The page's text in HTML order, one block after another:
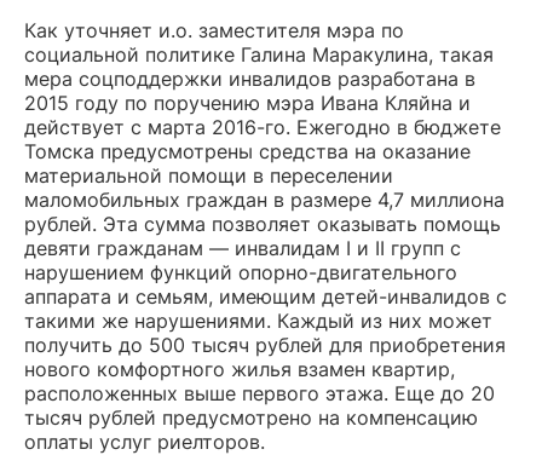
Как уточняет и.о. заместителя мэра по
социальной политике Галина Маракулина, такая
мера соцподдержки инвалидов разработана в
2015 году по поручению мэра Ивана Кляйна и
действует с марта 2016-го. Ежегодно в бюджете
Томска предусмотрены средства на оказание
материальной помощи в переселении
маломобильных граждан в размере 4,7 миллиона
рублей. Эта сумма позволяет оказывать помощь
девяти гражданам — инвалидам I и II групп с
нарушением функций опорно-двигательного
аппарата и семьям, имеющим детей-инвалидов с
такими же нарушениями. Каждый из них может
получить до 500 тысяч рублей для приобретения
нового комфортного жилья взамен квартир,
расположенных выше первого этажа. Еще до 20
тысяч рублей предусмотрено на компенсацию
оплаты услуг риелторов.